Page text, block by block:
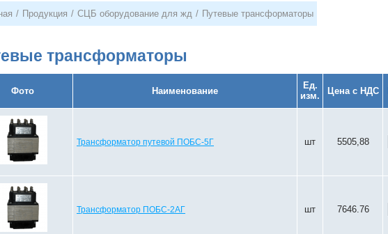
/ Продукция / СЦБ оборудование для жд / Путевые трансформаторы
трансформаторы
Фото Наименование
Ед.
изм.
Цена с НДС
Трансформатор путевой ПОБС-5Г шт 5505,88
Трансформатор ПОБС-2АГ шт 7646.76